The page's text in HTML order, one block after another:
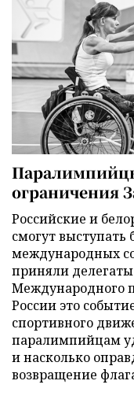
ограничения
Российские и
смогут выступать
международных
приняли
Международного
России это
спортивного
паралимпийцам
и насколько
возвращение